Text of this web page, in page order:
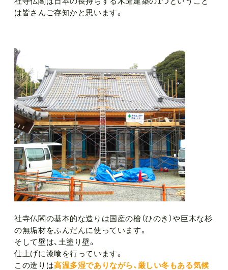
は皆さんご存知かと思います。
社寺仏閣の基本的な造りは国産の檜（ひのき）や巨木な杉
の無垢材をふんだんに使っています。
そして壁は、土塗り壁。
仕上げに漆喰を行っています。
この造りは高温多湿でありながら、厳しい冬もある気候